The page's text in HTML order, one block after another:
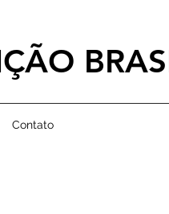
Contato